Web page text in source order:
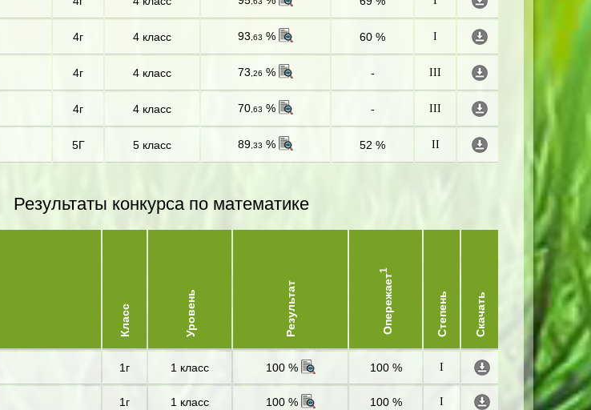
4г 4 класс 93 ,63 % 60 % I
4г 4 класс 73 ,26 % - III
4г 4 класс 70 ,63 % - III
5Г 5 класс 89 ,33 % 52 % II
Результаты конкурса по математике
Класс Уровень Результат Опережает
1
Степень Скачать
1г 1 класс 100 % 100 % I
1г 1 класс 100 % 100 % I